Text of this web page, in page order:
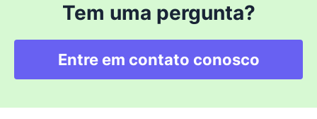
Tem uma pergunta?
Entre em contato conosco